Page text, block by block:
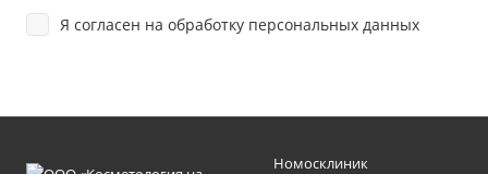
Я согласен на обработку персональных данных
Номосклиник